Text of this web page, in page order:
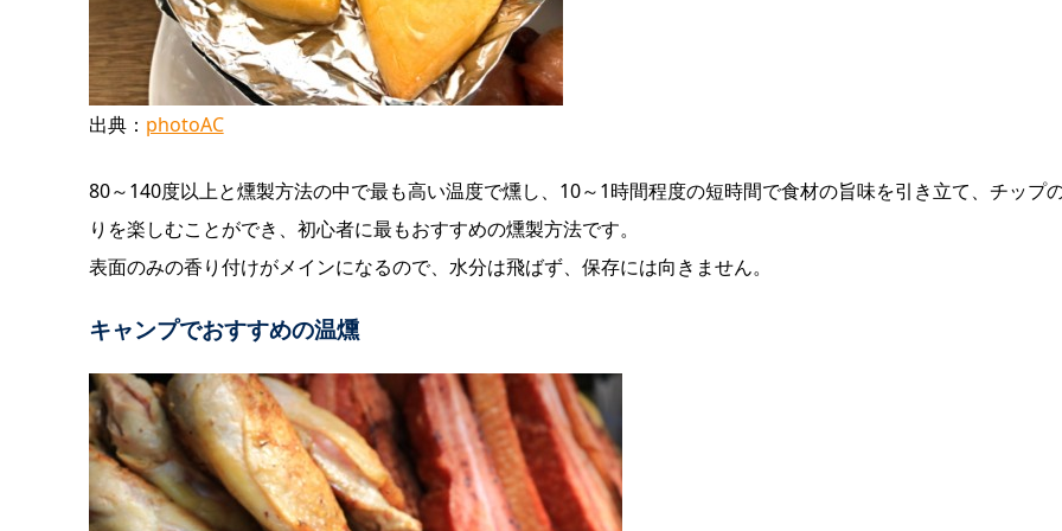
出典： photoAC
80～140度以上と燻製方法の中で最も高い温度で燻し、10～1時間程度の短時間で食材の旨味を引き立て、チップ
りを楽しむことができ、初心者に最もおすすめの燻製方法です。
表面のみの香り付けがメインになるので、水分は飛ばず、保存には向きません。
キャンプでおすすめの温燻